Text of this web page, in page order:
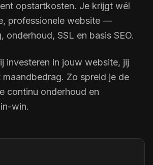
opstartkosten. Je krijgt wél
professionele website —
onderhoud, SSL en basis SEO.
investeren in jouw website, jij
Zo spreid je de
continu onderhoud en
win.